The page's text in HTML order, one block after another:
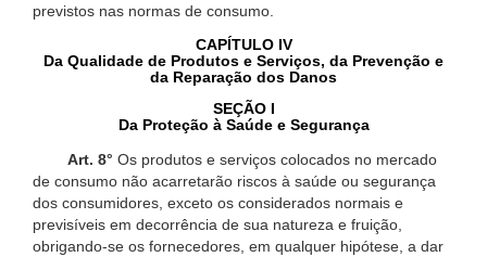
previstos nas normas de consumo.
CAPÍTULO IV
Da Qualidade de Produtos e Serviços, da Prevenção e
da Reparação dos Danos
SEÇÃO I
Da Proteção à Saúde e Segurança
Art. 8° Os produtos e serviços colocados no mercado
de consumo não acarretarão riscos à saúde ou segurança
dos consumidores, exceto os considerados normais e
previsíveis em decorrência de sua natureza e fruição,
obrigando-se os fornecedores, em qualquer hipótese, a dar